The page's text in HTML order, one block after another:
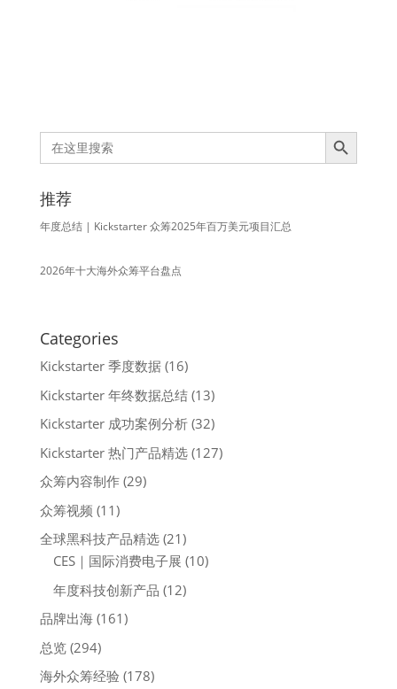
Search
for:
Search Button
推荐
年度总结 | Kickstarter 众筹2025年百万美元项目汇总
2026年十大海外众筹平台盘点
Categories
Kickstarter 季度数据(16)
Kickstarter 年终数据总结(13)
Kickstarter 成功案例分析(32)
Kickstarter 热门产品精选(127)
众筹内容制作(29)
众筹视频 (11)
全球黑科技产品精选(21)
CES｜国际消费电子展 (10)
年度科技创新产品 (12)
品牌出海(161)
总览(294)
海外众筹经验 (178)